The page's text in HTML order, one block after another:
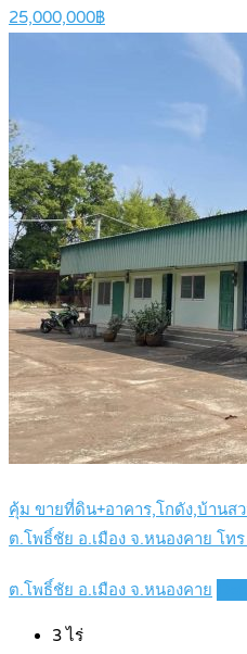
25,000,000฿
คุ้ม ขายที่ดิน+อาคาร,โกดัง,บ้านส
ต.โพธิ์ชัย อ.เมือง จ.หนองคาย โท
ต.โพธิ์ชัย อ.เมือง จ.หนองคาย
3ไร่